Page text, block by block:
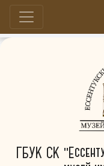
Больше, чем музей...
ГБУК СК